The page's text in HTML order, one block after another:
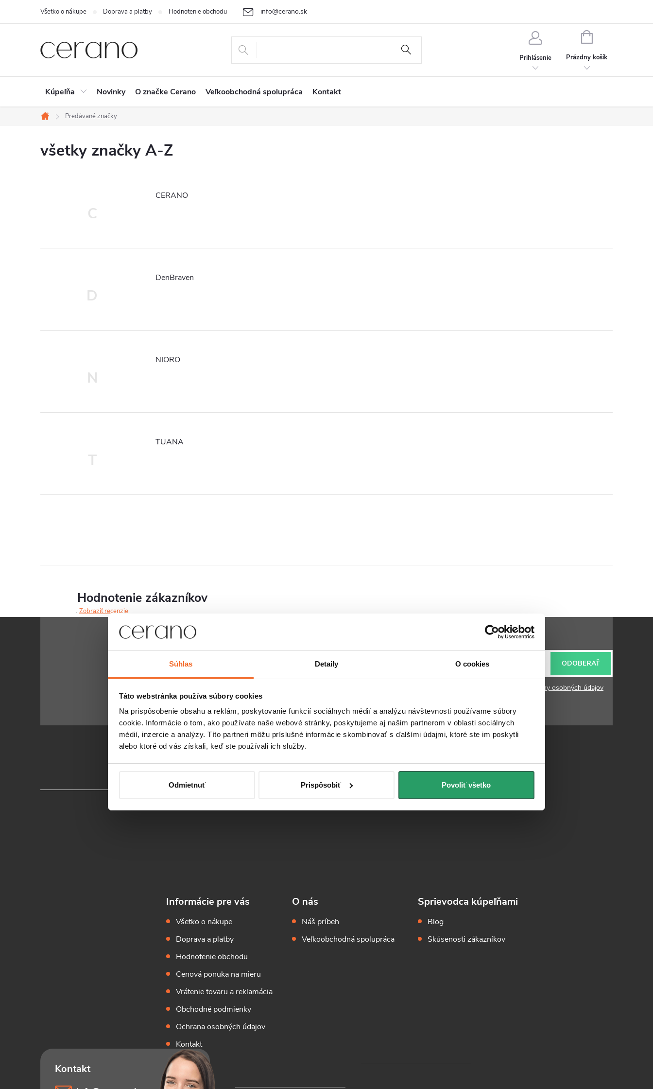
Súhlas Detaily O cookies
Táto webstránka používa súbory cookies
Na prispôsobenie obsahu a reklám, poskytovanie funkcií sociálnych médií a analýzu návštevnosti používame súbory
cookie. Informácie o tom, ako používate naše webové stránky, poskytujeme aj našim partnerom v oblasti sociálnych
médií, inzercie a analýzy. Títo partneri môžu príslušné informácie skombinovať s ďalšími údajmi, ktoré ste im poskytli
alebo ktoré od vás získali, keď ste používali ich služby.
Odmietnuť Prispôsobiť Povoliť všetko
+421 232 195 445
info@cerano.sk
Všetko o nákupe Doprava a platby Hodnotenie obchodu Cenová ponuka na mieru
Prihlásenie
NÁKUPNÝ
Prázdny košík
Kúpeľňa Novinky O značke Cerano Veľkoobchodná spolupráca Kontakt
Domov
Predávané značky
všetky značky A-Z
C
CERANO
D
DenBraven
N
NIORO
T
TUANA
Hodnotenie zákazníkov
Zobraziť recenzie
Odoberať newsletter
podmienkami ochrany osobných údajov
ODOBERAŤ
Informácie pre vás
Všetko o nákupe
Doprava a platby
Hodnotenie obchodu
Cenová ponuka na mieru
Vrátenie tovaru a reklamácia
Obchodné podmienky
Ochrana osobných údajov
Kontakt
O nás
Náš príbeh
Veľkoobchodná spolupráca
Sprievodca kúpeľňami
Blog
Skúsenosti zákazníkov